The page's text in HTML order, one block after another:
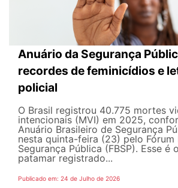
Anuário da Segurança
recordes de feminicídios e
policial
O Brasil registrou 40.775 mortes
intencionais (MVI) em 2025,
Anuário Brasileiro de Segurança
nesta quinta-feira (23) pelo Fórum
Segurança Pública (FBSP). Esse é
patamar registrado...
Publicado em: 24 de Julho de 2026